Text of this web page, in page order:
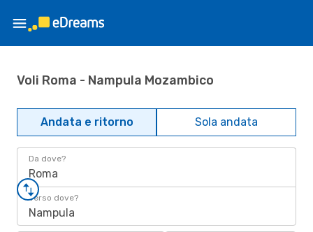
Voli Roma - Nampula Mozambico
Andata e ritorno Sola andata
Da dove?
Roma
Verso dove?
Nampula